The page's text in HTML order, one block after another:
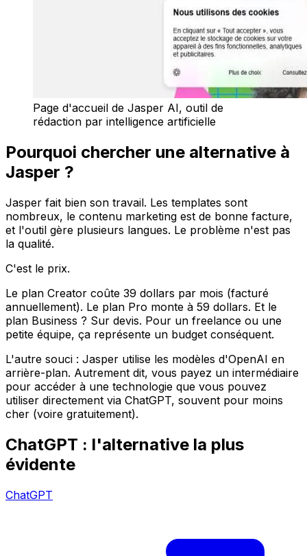
Page d'accueil de Jasper AI, outil de
rédaction par intelligence artificielle
Pourquoi chercher une alternative à
Jasper ?
Jasper fait bien son travail. Les templates sont
nombreux, le contenu marketing est de bonne facture,
et l'outil gère plusieurs langues. Le problème n'est pas
la qualité.
C'est le prix.
Le plan Creator coûte 39 dollars par mois (facturé
annuellement). Le plan Pro monte à 59 dollars. Et le
plan Business ? Sur devis. Pour un freelance ou une
petite équipe, ça représente un budget conséquent.
L'autre souci : Jasper utilise les modèles d'OpenAI en
arrière-plan. Autrement dit, vous payez un intermédiaire
pour accéder à une technologie que vous pouvez
utiliser directement via ChatGPT, souvent pour moins
cher (voire gratuitement).
ChatGPT : l'alternative la plus
évidente
ChatGPT